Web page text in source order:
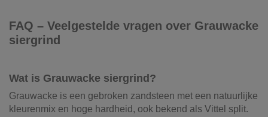
FAQ – Veelgestelde vragen over Grauwacke
siergrind
Wat is Grauwacke siergrind?
Grauwacke is een gebroken zandsteen met een natuurlijke
kleurenmix en hoge hardheid, ook bekend als Vittel split.